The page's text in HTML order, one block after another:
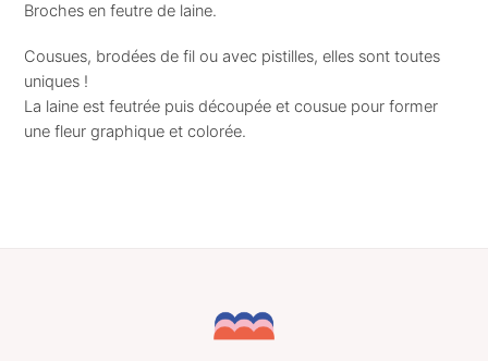
ocre
Broches en feutre de laine.
Cousues, brodées de fil ou avec pistilles, elles sont toutes
uniques !
La laine est feutrée puis découpée et cousue pour former
une fleur graphique et colorée.